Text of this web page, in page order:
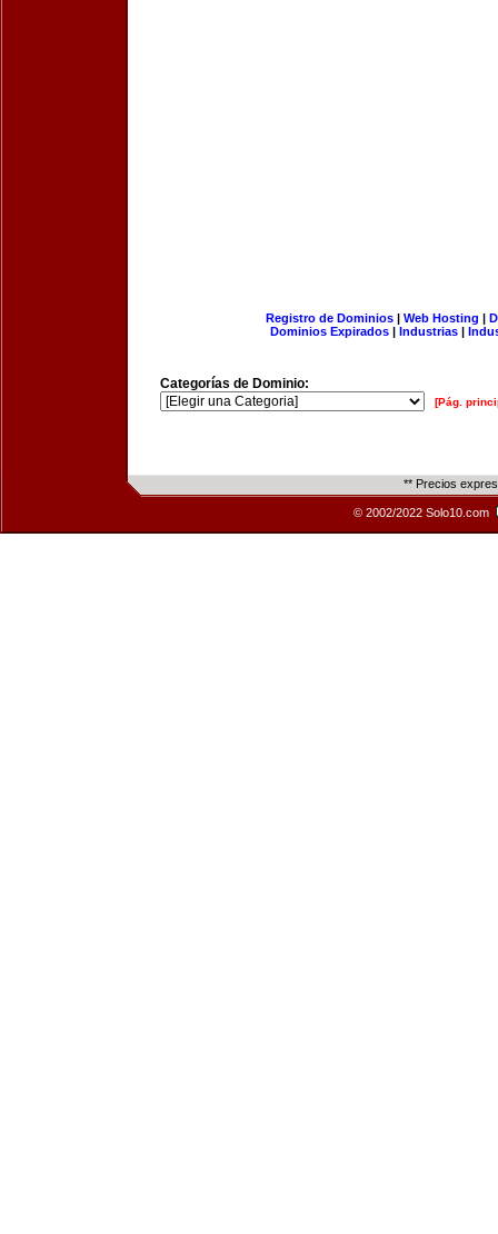
Registro de Dominios| Web Hosting |
Dominios Expirados | Industrias |
Categorías de Dominio:
[Pág.
** Precios
© 2002/2022 Solo10.com